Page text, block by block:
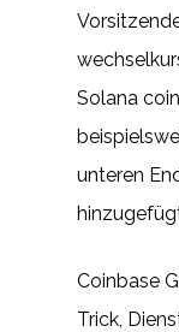
Solana
unteren
Coinbase
Trick,